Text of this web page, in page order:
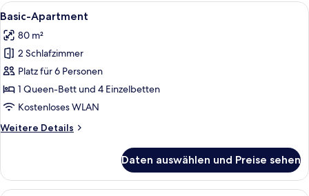
Alle
Fotos
für
Basic-
Apartment
anzeigen
Ein Hotelzimmer mit drei Betten,
22
Basic-Apartment
80 m²
2 Schlafzimmer
Platz für 6 Personen
1 Queen-Bett und 4 Einzelbetten
Kostenloses WLAN
Weitere Details
Weitere
Apartment
Daten auswählen und Preise sehen